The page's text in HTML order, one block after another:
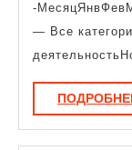
-
— Все